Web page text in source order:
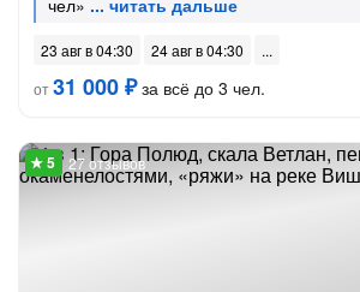
чел»
23 авг в 04:30
24 авг в 04:30
от31 000 ₽за всё до 3 чел.
27 отзывов